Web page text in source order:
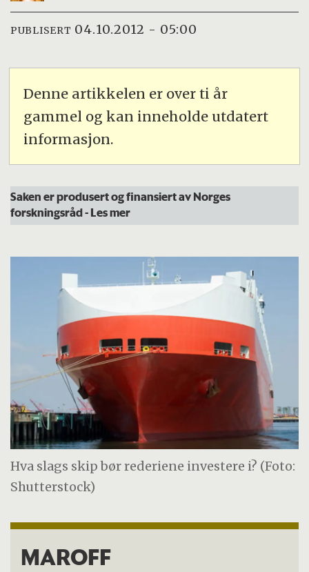
PUBLISERT 04.10.2012 - 05:00
Denne artikkelen er over ti år
gammel og kan inneholde utdatert
informasjon.
Saken er produsert og finansiert av Norges
forskningsråd- Les mer
Hva slags skip bør rederiene investere i? (Foto:
Shutterstock)
MAROFF